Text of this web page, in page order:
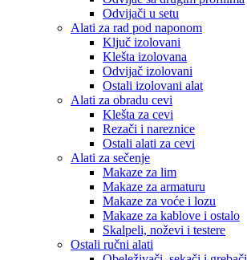
Odvijači u setu
Alati za rad pod naponom
Ključ izolovani
Klešta izolovana
Odvijač izolovani
Ostali izolovani alat
Alati za obradu cevi
Klešta za cevi
Rezači i nareznice
Ostali alati za cevi
Alati za sečenje
Makaze za lim
Makaze za armaturu
Makaze za voće i lozu
Makaze za kablove i ostalo
Skalpeli, noževi i testere
Ostali ručni alati